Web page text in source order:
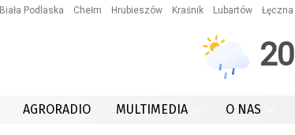
Biała Podlaska Chełm Hrubieszów Kraśnik Lubartów Łęczna
20
AGRORADIO MULTIMEDIA O NAS